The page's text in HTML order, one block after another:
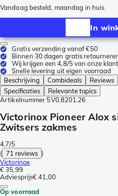
Vandaag besteld, maandag in huis
In
Gratis verzending vanaf €50
Binnen 30 dagen gratis
Wij krijgen een 4,8/5 van onze
Snelle levering uit eigen voorraad
Beschrijving
Combideals Reviews
Specificaties
Relevante topics
Artikelnummer 5V0.8201.26
Victorinox Pioneer Alox
Zwitsers zakmes
4.7/5
( 71 reviews )
Victorinox
€ 35,99
Adviesprijs€ 41,00
Op voorraad